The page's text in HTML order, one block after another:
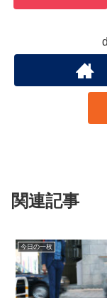
関連記事
今日の一枚